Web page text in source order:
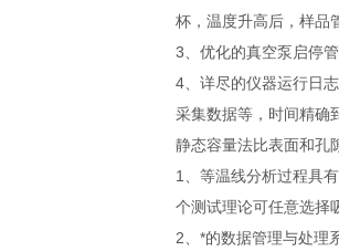
杯，温度升高后，样品
3、优化的真空泵启停
4、详尽的仪器运行日
采集数据等，时间精确
静态容量法比表面和孔
1、等温线分析过程具
个测试理论可任意选择
2、*的数据管理与处理